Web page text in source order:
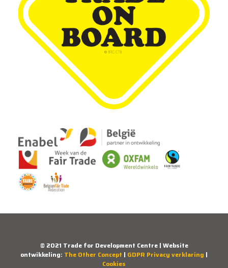
© 2021 Trade for Development Centre | Website
ontwikkeling: The Other Concept | GDPR Privacy verklaring |
Cookies